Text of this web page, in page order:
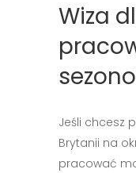
Wiza
Jeśli chcesz
Brytanii na
pracować